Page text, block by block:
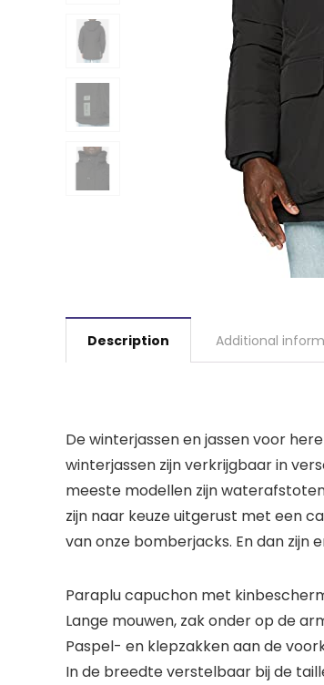
Description Additional
De winterjassen en jassen voor
winterjassen zijn verkrijgbaar in
meeste modellen zijn
zijn naar keuze uitgerust met een
van onze bomberjacks. En dan zijn
Paraplu capuchon met
Lange mouwen, zak onder op de
Paspel- en klepzakken aan de
In de breedte verstelbaar bij de